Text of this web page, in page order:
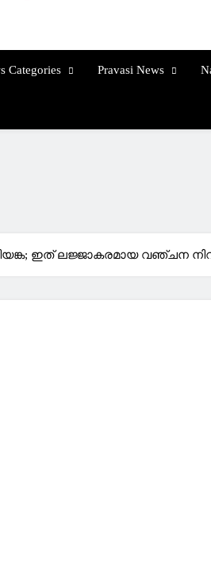
Channel
Categories Pravasi News
ഇത് ലജ്ജാകരമായ വഞ്ചന